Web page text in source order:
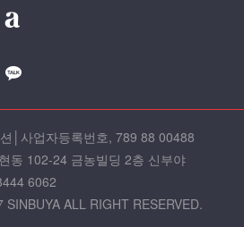
사업자등록번호, 789 88 00488
동 102-24 금농빌딩 2층 신부야
6062
ALL RIGHT RESERVED.